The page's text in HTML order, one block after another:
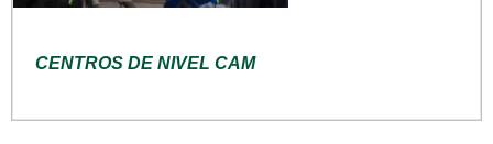
CENTROS DE NIVEL CAM